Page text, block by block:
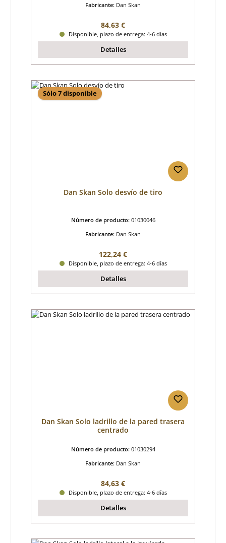
Fabricante: Dan Skan
Precio normal:
84,63 €
Disponible, plazo de entrega: 4-6 días
Detalles
Sólo 7 disponible
Dan Skan Solo desvío de tiro
Número de producto: 01030046
Fabricante: Dan Skan
Precio normal:
122,24 €
Disponible, plazo de entrega: 4-6 días
Detalles
Dan Skan Solo ladrillo de la pared trasera
centrado
Número de producto: 01030294
Fabricante: Dan Skan
Precio normal:
84,63 €
Disponible, plazo de entrega: 4-6 días
Detalles